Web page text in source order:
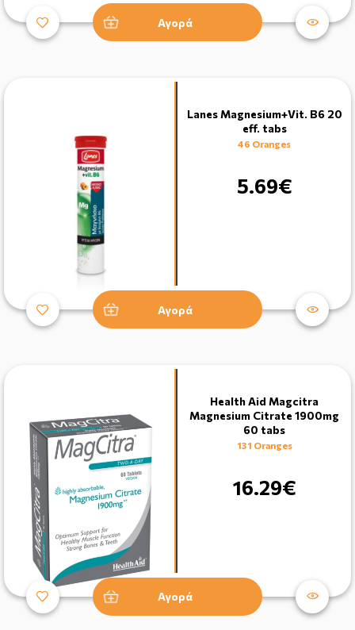
Αγορά
Lanes Magnesium+Vit. B6 20
eff. tabs
46 Oranges
5.69€
Αγορά
Health Aid Magcitra
Magnesium Citrate 1900mg
60 tabs
131 Oranges
16.29€
Αγορά